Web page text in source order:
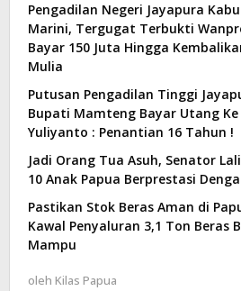
Pengadilan Negeri Jayapura
Marini, Tergugat Terbukti
Bayar 150 Juta Hingga
Mulia
Putusan Pengadilan Tinggi
Bupati Mamteng Bayar Utang Ke
Yuliyanto : Penantian 16 Tahun !
Jadi Orang Tua Asuh, Senator
10 Anak Papua Berprestasi
Pastikan Stok Beras Aman di
Kawal Penyaluran 3,1 Ton Beras
Mampu
oleh Kilas Papua